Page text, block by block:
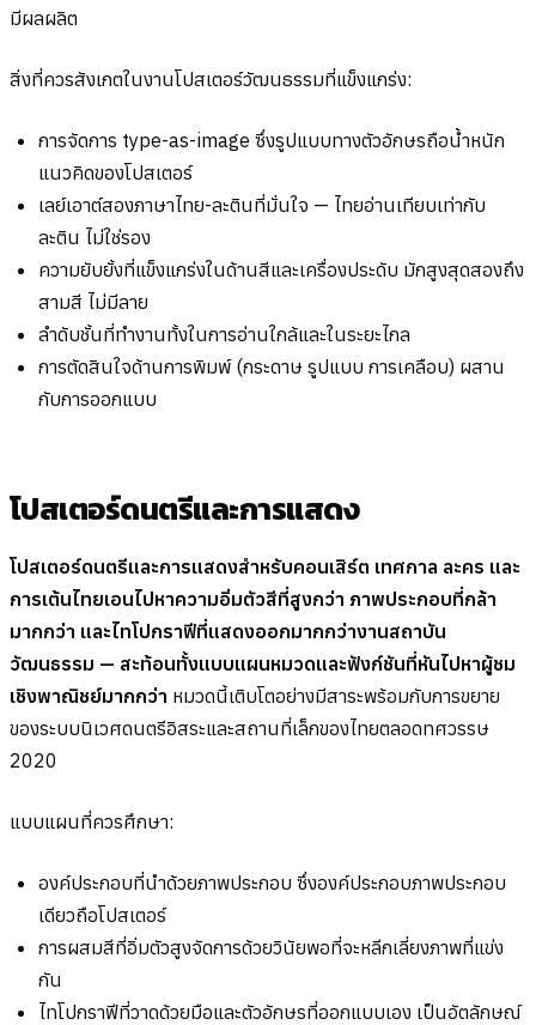
มีผลผลิต
สิ่งที่ควรสังเกตในงานโปสเตอร์วัฒนธรรมที่แข็งแกร่ง:
การจัดการ type-as-image ซึ่งรูปแบบทางตัวอักษรถือน้ำหนัก
แนวคิดของโปสเตอร์
เลย์เอาต์สองภาษาไทย-ละตินที่มั่นใจ — ไทยอ่านเทียบเท่ากับ
ละติน ไม่ใช่รอง
ความยับยั้งที่แข็งแกร่งในด้านสีและเครื่องประดับ มักสูงสุดสองถึง
สามสี ไม่มีลาย
ลำดับชั้นที่ทำงานทั้งในการอ่านใกล้และในระยะไกล
การตัดสินใจด้านการพิมพ์ (กระดาษ รูปแบบ การเคลือบ) ผสาน
กับการออกแบบ
โปสเตอร์ดนตรีและการแสดง
โปสเตอร์ดนตรีและการแสดงสำหรับคอนเสิร์ต เทศกาล ละคร และ
การเต้นไทยเอนไปหาความอิ่มตัวสีที่สูงกว่า ภาพประกอบที่กล้า
มากกว่า และไทโปกราฟีที่แสดงออกมากกว่างานสถาบัน
วัฒนธรรม — สะท้อนทั้งแบบแผนหมวดและฟังก์ชันที่หันไปหาผู้ชม
เชิงพาณิชย์มากกว่า หมวดนี้เติบโตอย่างมีสาระพร้อมกับการขยาย
ของระบบนิเวศดนตรีอิสระและสถานที่เล็กของไทยตลอดทศวรรษ
2020
แบบแผนที่ควรศึกษา:
องค์ประกอบที่นำด้วยภาพประกอบ ซึ่งองค์ประกอบภาพประกอบ
เดียวถือโปสเตอร์
การผสมสีที่อิ่มตัวสูงจัดการด้วยวินัยพอที่จะหลีกเลี่ยงภาพที่แข่ง
กัน
ไทโปกราฟีที่วาดด้วยมือและตัวอักษรที่ออกแบบเอง เป็นอัตลักษณ์